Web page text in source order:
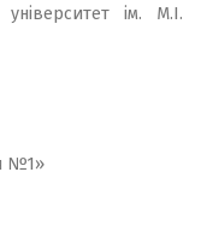
ім. М.І.
№1»